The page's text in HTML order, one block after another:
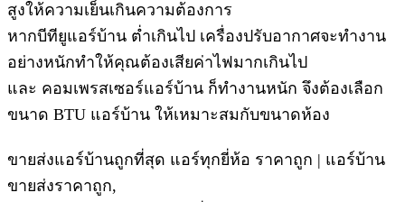
สูงให้ความเย็นเกินความต้องการ
หากบีทียูแอร์บ้าน ต่ำเกินไป เครื่องปรับอากาศจะทำงาน
อย่างหนักทำให้คุณต้องเสียค่าไฟมากเกินไป
และ คอมเพรสเซอร์แอร์บ้าน ก็ทำงานหนัก จึงต้องเลือก
ขนาด BTU แอร์บ้าน ให้เหมาะสมกับขนาดห้อง
ขายส่งแอร์บ้านถูกที่สุด แอร์ทุกยี่ห้อ ราคาถูก | แอร์บ้าน
ขายส่งราคาถูก,